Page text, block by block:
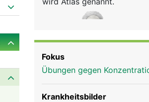
Fokus
Übungen gegen
Krankheitsbilder